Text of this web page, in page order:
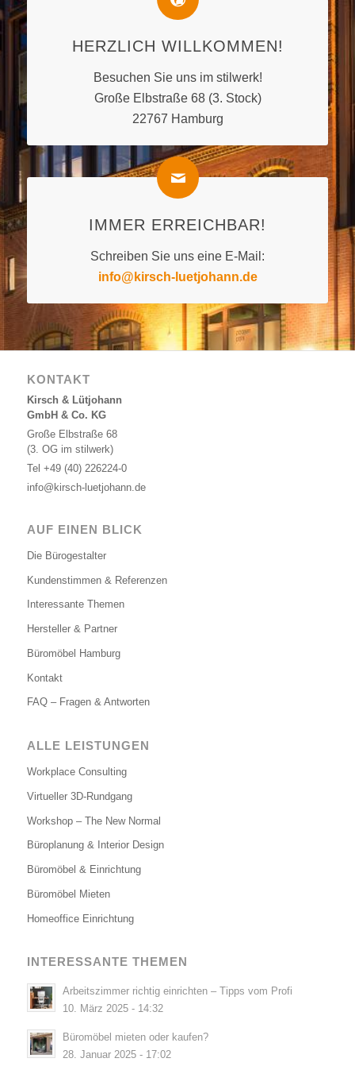
HERZLICH WILLKOMMEN!
Besuchen Sie uns im stilwerk!
Große Elbstraße 68 (3. Stock)
22767 Hamburg
IMMER ERREICHBAR!
Schreiben Sie uns eine E-Mail:
info@kirsch-luetjohann.de
KONTAKT
Kirsch & Lütjohann
GmbH & Co. KG
Große Elbstraße 68
(3. OG im stilwerk)
Tel +49 (40) 226224-0
info@kirsch-luetjohann.de
AUF EINEN BLICK
Die Bürogestalter
Kundenstimmen & Referenzen
Interessante Themen
Hersteller & Partner
Büromöbel Hamburg
Kontakt
FAQ – Fragen & Antworten
ALLE LEISTUNGEN
Workplace Consulting
Virtueller 3D-Rundgang
Workshop – The New Normal
Büroplanung & Interior Design
Büromöbel & Einrichtung
Büromöbel Mieten
Homeoffice Einrichtung
INTERESSANTE THEMEN
Arbeitszimmer richtig einrichten – Tipps vom Profi
10. März 2025 - 14:32
Büromöbel mieten oder kaufen?
28. Januar 2025 - 17:02